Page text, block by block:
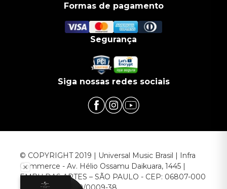
Formas de pagamento
Segurança
Siga nossas redes sociais
© COPYRIGHT 2019 | Universal Music Brasil | Infra
Commerce - Av. Hélio Ossamu Daikuara, 1445 |
EMBU DAS ARTES – SÃO PAULO - CEP: 06807-000